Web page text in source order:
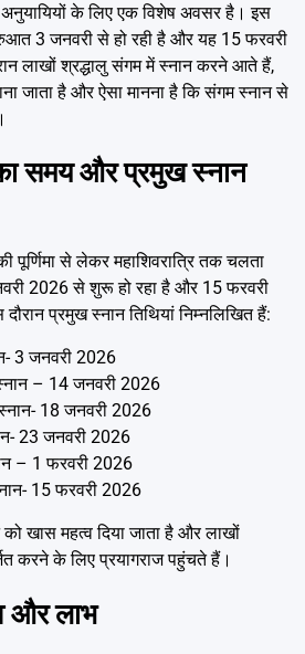
अनुयायियों के लिए एक विशेष अवसर है। इस
3 जनवरी से हो रही है और यह 15 फरवरी
लाखों श्रद्धालु संगम में स्नान करने आते हैं,
जाता है और ऐसा मानना है कि संगम स्नान से
समय और प्रमुख स्नान
पूर्णिमा से लेकर महाशिवरात्रि तक चलता
2026 से शुरू हो रहा है और 15 फरवरी
प्रमुख स्नान तिथियां निम्नलिखित हैं:
3 जनवरी 2026
– 14 जनवरी 2026
स्नान- 18 जनवरी 2026
23 जनवरी 2026
– 1 फरवरी 2026
15 फरवरी 2026
खास महत्व दिया जाता है और लाखों
करने के लिए प्रयागराज पहुंचते हैं।
और लाभ